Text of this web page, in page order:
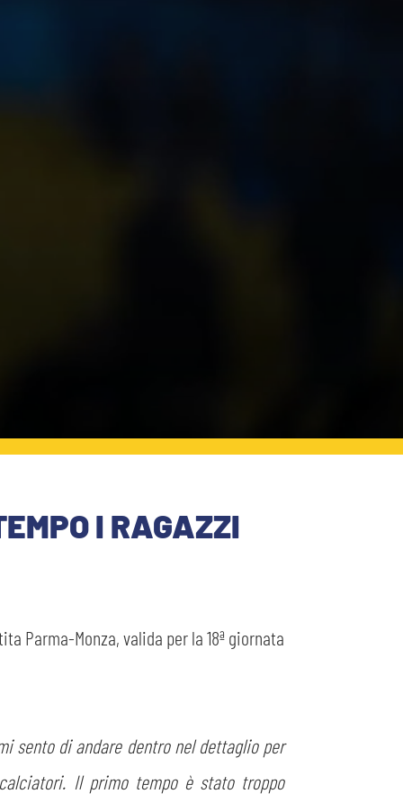
I RAGAZZI
Parma-Monza, valida per la 18ª giornata
sento di andare dentro nel dettaglio per
Il primo tempo è stato troppo